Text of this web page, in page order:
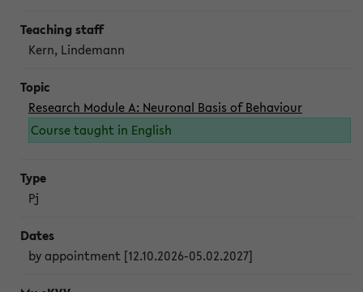
Kern, Lindemann
Research Module A: Neuronal Basis of Behaviour
Course taught in English
Pj
by appointment [12.10.2026-05.02.2027]